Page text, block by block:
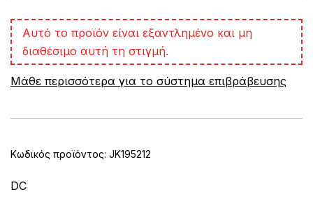
Αυτό το προϊόν είναι εξαντλημένο και μη
διαθέσιμο αυτή τη στιγμή.
Μάθε περισσότερα για το σύστημα επιβράβευσης
Κωδικός προϊόντος: JK195212
DC